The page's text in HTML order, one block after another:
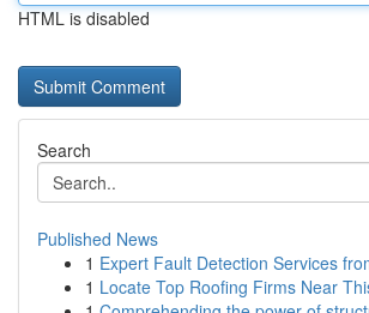
HTML is disabled
Search
Published News
1 Expert Fault Detection Services
1 Locate Top Roofing Firms Near